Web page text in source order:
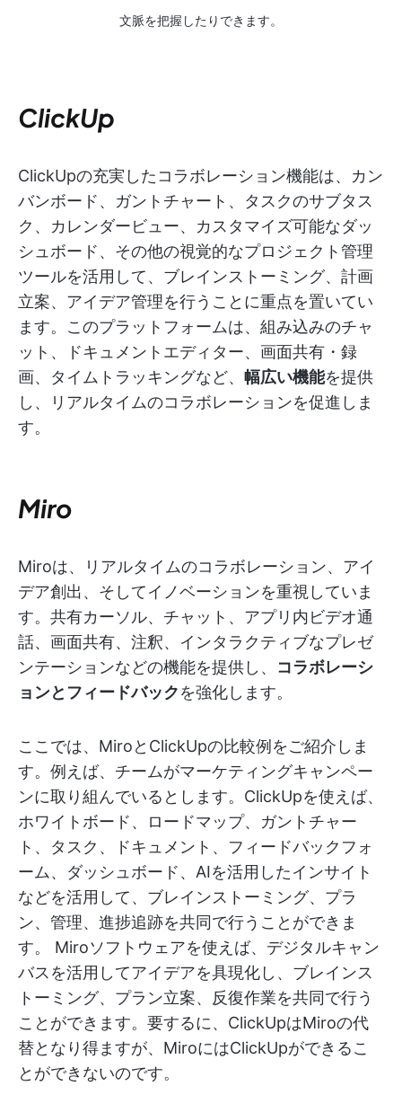
文脈を把握したりできます。
ClickUp
ClickUpの充実したコラボレーション機能は、カン
バンボード、ガントチャート、タスクのサブタス
ク、カレンダービュー、カスタマイズ可能なダッ
シュボード、その他の視覚的なプロジェクト管理
ツールを活用して、ブレインストーミング、計画
立案、アイデア管理を行うことに重点を置いてい
ます。このプラットフォームは、組み込みのチャ
ット、ドキュメントエディター、画面共有・録
画、タイムトラッキングなど、 幅広い機能を提供
し、リアルタイムのコラボレーションを促進しま
す。
Miro
Miroは、リアルタイムのコラボレーション、アイ
デア創出、そしてイノベーションを重視していま
す。共有カーソル、チャット、アプリ内ビデオ通
話、画面共有、注釈、インタラクティブなプレゼ
ンテーションなどの機能を提供し、 コラボレーシ
ョンとフィードバックを強化します。
ここでは、MiroとClickUpの比較例をご紹介しま
す。例えば、チームがマーケティングキャンペー
ンに取り組んでいるとします。ClickUpを使えば、
ホワイトボード、ロードマップ、ガントチャー
ト、タスク、ドキュメント、フィードバックフォ
ーム、ダッシュボード、AIを活用したインサイト
などを活用して、ブレインストーミング、プラ
ン、管理、進捗追跡を共同で行うことができま
す。 Miroソフトウェアを使えば、デジタルキャン
バスを活用してアイデアを具現化し、ブレインス
トーミング、プラン立案、反復作業を共同で行う
ことができます。要するに、ClickUpはMiroの代
替となり得ますが、MiroにはClickUpができるこ
とができないのです。